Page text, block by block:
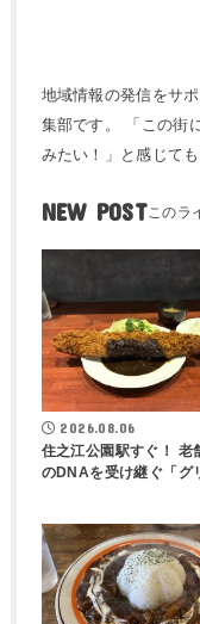
地域情報の発信をサ
集部です。 「この街
みたい！」と感じて
NEW POST
2026.08.06
住之江公園駅すぐ！ 老
のDNAを受け継ぐ「グ